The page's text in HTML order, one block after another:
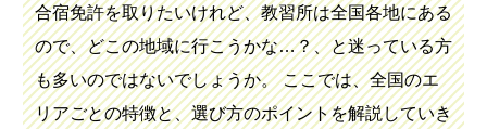
合宿免許を取りたいけれど、教習所は全国各地にある
ので、どこの地域に行こうかな…？、と迷っている方
も多いのではないでしょうか。 ここでは、全国のエ
リアごとの特徴と、選び方のポイントを解説していき